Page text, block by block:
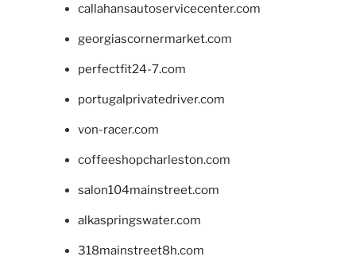
callahansautoservicecenter.com
georgiascornermarket.com
perfectfit24-7.com
portugalprivatedriver.com
von-racer.com
coffeeshopcharleston.com
salon104mainstreet.com
alkaspringswater.com
318mainstreet8h.com